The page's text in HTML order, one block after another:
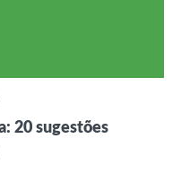
20 sugestões